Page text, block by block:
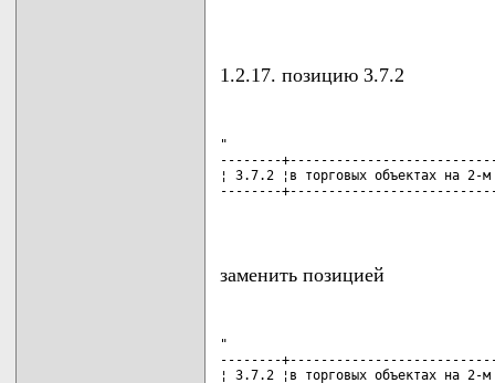
1.2.17. позицию 3.7.2
"
--------
¦ 3.7.2 ¦в торговых объектах
--------
заменить позицией
"
--------
¦ 3.7.2 ¦в торговых объектах